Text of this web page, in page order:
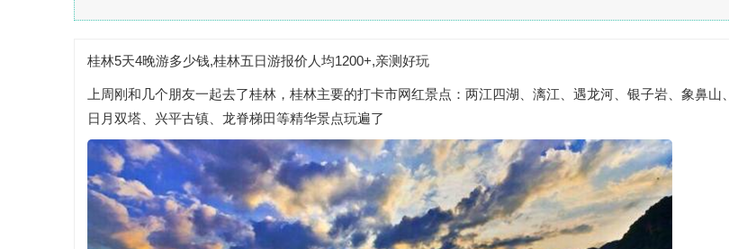
桂林5天4晚游多少钱,桂林五日游报价人均1200+,亲测好玩
上周刚和几个朋友一起去了桂林，桂林主要的打卡市网红景点：两江四湖、漓江、遇龙河、银子岩、象鼻山、
日月双塔、兴平古镇、龙脊梯田等精华景点玩遍了